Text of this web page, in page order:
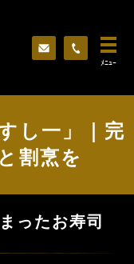
ﾒﾆｭｰ
し一」｜完
割烹を
ったお寿司